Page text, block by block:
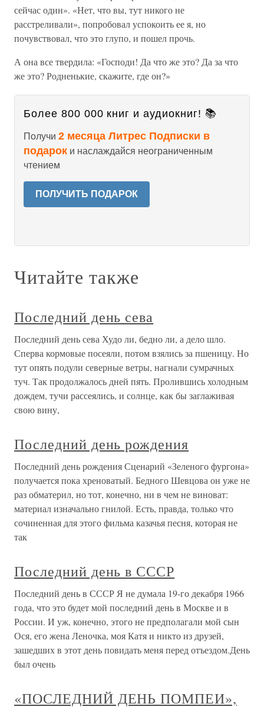
сейчас один». «Нет, что вы, тут никого не
расстреливали», попробовал успокоить ее я, но
почувствовал, что это глупо, и пошел прочь.
А она все твердила: «Господи! Да что же это? Да за что
же это? Родненькие, скажите, где он?»
Более 800 000 книг и аудиокниг! 📚
Получи 2 месяца Литрес Подписки в
подарок и наслаждайся неограниченным
чтением
ПОЛУЧИТЬ ПОДАРОК
Читайте также
Последний день сева
Последний день сева Худо ли, бедно ли, а дело шло.
Сперва кормовые посеяли, потом взялись за пшеницу. Но
тут опять подули северные ветры, нагнали сумрачных
туч. Так продолжалось дней пять. Пролившись холодным
дождем, тучи рассеялись, и солнце, как бы заглаживая
свою вину,
Последний день рождения
Последний день рождения Сценарий «Зеленого фургона»
получается пока хреноватый. Бедного Шевцова он уже не
раз обматерил, но тот, конечно, ни в чем не виноват:
материал изначально гнилой. Есть, правда, только что
сочиненная для этого фильма казачья песня, которая не
так
Последний день в СССР
Последний день в СССР Я не думала 19-го декабря 1966
года, что это будет мой последний день в Москве и в
России. И уж, конечно, этого не предполагали мой сын
Ося, его жена Леночка, моя Катя и никто из друзей,
зашедших в этот день повидать меня перед отъездом.День
был очень
«ПОСЛЕДНИЙ ДЕНЬ ПОМПЕИ»,